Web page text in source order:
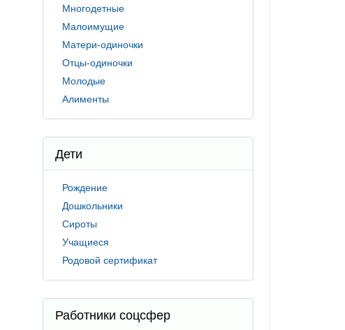
Многодетные
Малоимущие
Матери-одиночки
Отцы-одиночки
Молодые
Алименты
Дети
Рождение
Дошкольники
Сироты
Учащиеся
Родовой сертификат
Работники соцсфер